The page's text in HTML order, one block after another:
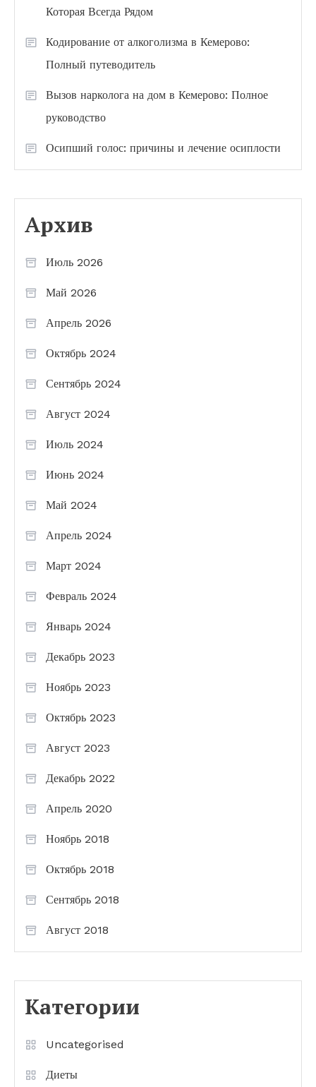
Которая Всегда Рядом
Кодирование от алкоголизма в Кемерово:
Полный путеводитель
Вызов нарколога на дом в Кемерово: Полное
руководство
Осипший голос: причины и лечение осиплости
Архив
Июль 2026
Май 2026
Апрель 2026
Октябрь 2024
Сентябрь 2024
Август 2024
Июль 2024
Июнь 2024
Май 2024
Апрель 2024
Март 2024
Февраль 2024
Январь 2024
Декабрь 2023
Ноябрь 2023
Октябрь 2023
Август 2023
Декабрь 2022
Апрель 2020
Ноябрь 2018
Октябрь 2018
Сентябрь 2018
Август 2018
Категории
Uncategorised
Диеты